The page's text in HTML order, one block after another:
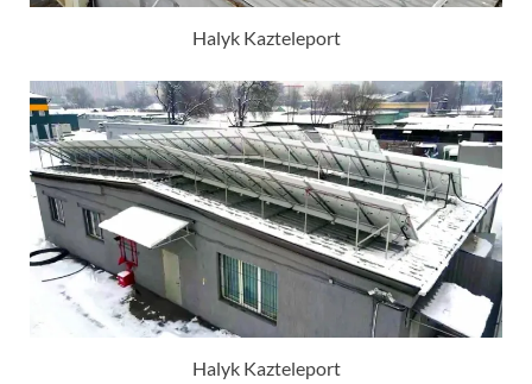
Halyk Kazteleport
Halyk Kazteleport